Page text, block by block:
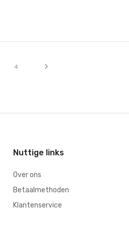
Pagina
4
Nuttige links
Over ons
Betaalmethoden
Klantenservice